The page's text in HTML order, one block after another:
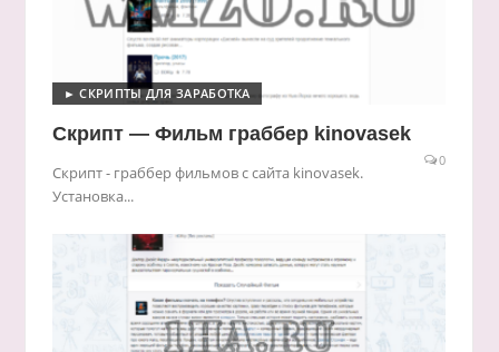
► СКРИПТЫ ДЛЯ ЗАРАБОТКА
Скрипт — Фильм граббер kinovasek
0
Скрипт - граббер фильмов с сайта kinovasek.
Установка...